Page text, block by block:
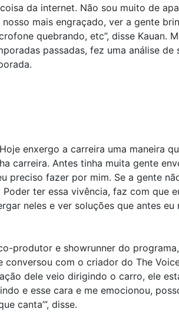
da internet. Não sou muito de
mais engraçado, ver a gente
quebrando, etc”, disse Kauan.
passadas, fez uma análise de
enxergo a carreira uma maneira
carreira. Antes tinha muita gente
preciso fazer por mim. Se a gente
ter essa vivência, faz com que
neles e ver soluções que antes eu
produtor e showrunner do
com o criador do The
dele veio dirigindo o carro, ele
e esse cara e me emocionou,
canta’”, disse.